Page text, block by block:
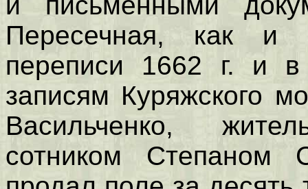
Пересечная, как и
переписи 1662 г. и
записям Куряжского
Васильченко,
сотником Степаном